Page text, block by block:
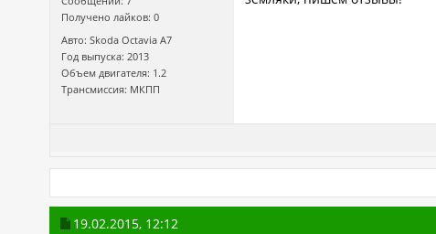
Получено лайков: 0
Авто: Skoda Octavia A7
Год выпуска: 2013
Объем двигателя: 1.2
Трансмиссия: МКПП
19.02.2015, 12:12